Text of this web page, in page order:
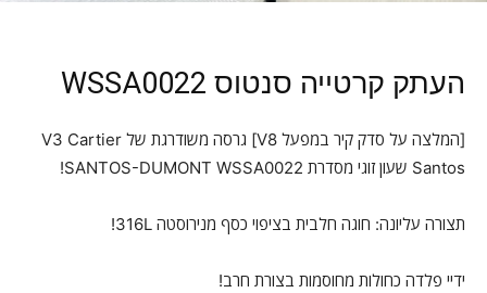
העתק קרטייה סנטוס WSSA0022
[המלצה על סדק קיר במפעל V8] גרסה משודרגת של V3 Cartier
Santos שעון זוגי מסדרת SANTOS-DUMONT WSSA0022!
תצורה עליונה: חוגה חלבית בציפוי כסף מנירוסטה 316L!
ידיי פלדה כחולות מחוסמות בצורת חרב!